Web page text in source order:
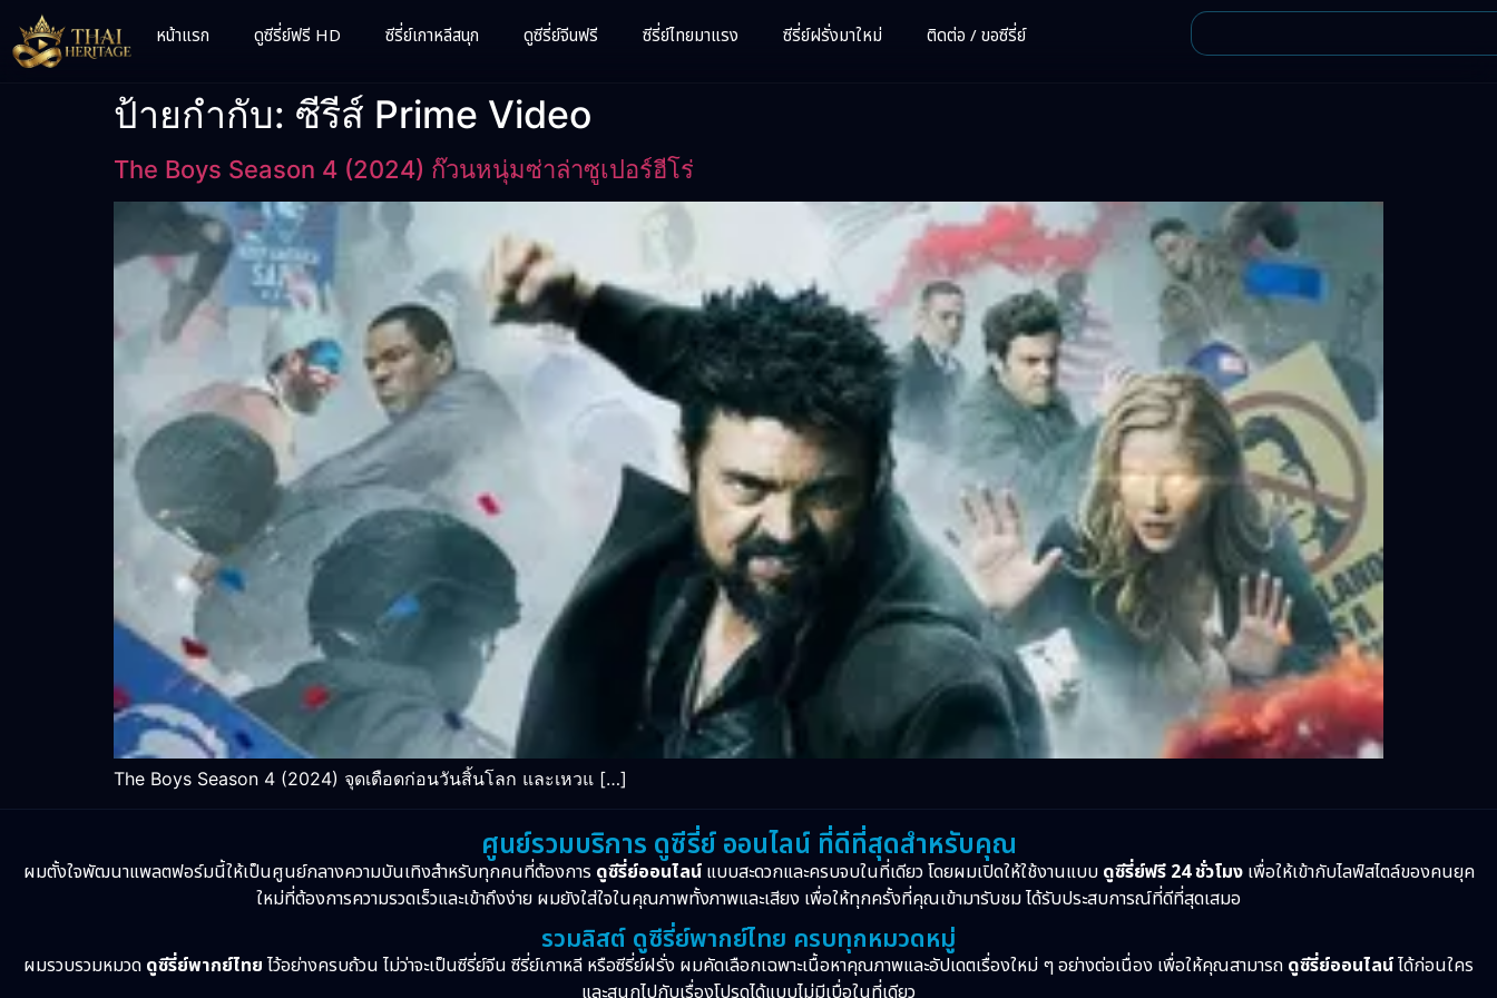
หน้าแรก ดูซีรี่ย์ฟรี HD ซีรี่ย์เกาหลีสนุก ดูซีรี่ย์จีนฟรี ซีรี่ย์ไทยมาแรง ซีรี่ย์ฝรั่งมาใหม่ ติดต่อ / ขอซีรี่ย์
ป้ายกำกับ: ซีรีส์ Prime Video
The Boys Season 4 (2024) ก๊วนหนุ่มซ่าล่าซูเปอร์ฮีโร่
The Boys Season 4 (2024) จุดเดือดก่อนวันสิ้นโลก และเหวแ […]
ศูนย์รวมบริการ ดูซีรี่ย์ ออนไลน์ ที่ดีที่สุดสำหรับคุณ
ผมตั้งใจพัฒนาแพลตฟอร์มนี้ให้เป็นศูนย์กลางความบันเทิงสำหรับทุกคนที่ต้องการ ดูซีรี่ย์ออนไลน์แบบสะดวกและครบจบในที่เดียว โดยผมเปิดให้ใช้งานแบบ ดูซีรี่ย์ฟรี 24 ชั่วโมงเพื่อให้เข้ากับไลฟ์สไตล์ของคนยุค
ใหม่ที่ต้องการความรวดเร็วและเข้าถึงง่าย ผมยังใส่ใจในคุณภาพทั้งภาพและเสียง เพื่อให้ทุกครั้งที่คุณเข้ามารับชม ได้รับประสบการณ์ที่ดีที่สุดเสมอ
รวมลิสต์ ดูซีรี่ย์พากย์ไทย ครบทุกหมวดหมู่
ผมรวบรวมหมวด ดูซีรี่ย์พากย์ไทย ไว้อย่างครบถ้วน ไม่ว่าจะเป็นซีรี่ย์จีน ซีรี่ย์เกาหลี หรือซีรี่ย์ฝรั่ง ผมคัดเลือกเฉพาะเนื้อหาคุณภาพและอัปเดตเรื่องใหม่ ๆ อย่างต่อเนื่อง เพื่อให้คุณสามารถ ดูซีรี่ย์ออนไลน์ได้ก่อนใคร
และสนุกไปกับเรื่องโปรดได้แบบไม่มีเบื่อในที่เดียว